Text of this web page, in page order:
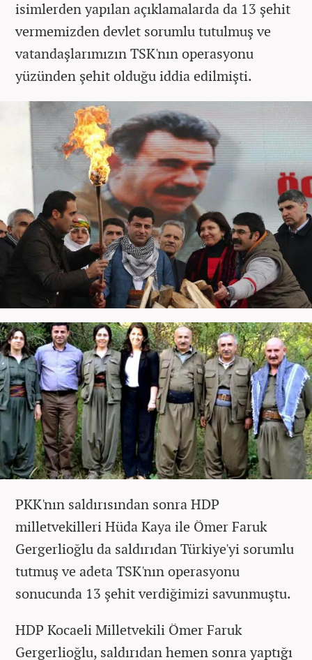
isimlerden yapılan açıklamalarda da 13 şehit
vermemizden devlet sorumlu tutulmuş ve
vatandaşlarımızın TSK'nın operasyonu
yüzünden şehit olduğu iddia edilmişti.
PKK'nın saldırısından sonra HDP
milletvekilleri Hüda Kaya ile Ömer Faruk
Gergerlioğlu da saldırıdan Türkiye'yi sorumlu
tutmuş ve adeta TSK'nın operasyonu
sonucunda 13 şehit verdiğimizi savunmuştu.
HDP Kocaeli Milletvekili Ömer Faruk
Gergerlioğlu, saldırıdan hemen sonra yaptığı